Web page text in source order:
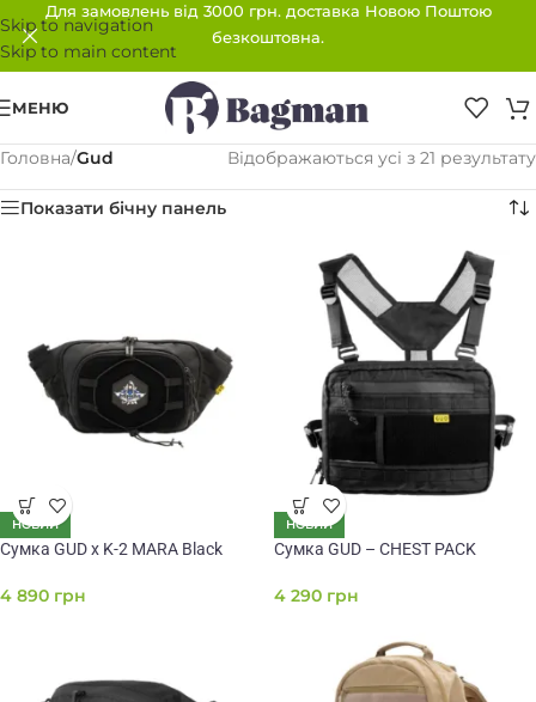
Skip to navigation
Skip to main content
Для замовлень від 3000 грн. доставка Новою Поштою
безкоштовна.
МЕНЮ
Головна/Gud Відображаються усі з 21 результату
Показати бічну панель
НОВИЙ
Сумка GUD x K-2 MARA Black
4 890 грн
НОВИЙ
Сумка GUD – CHEST PACK
4 290 грн